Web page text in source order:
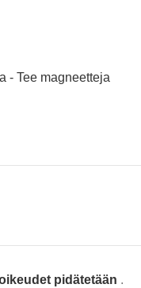
- Tee magneetteja
pidätetään .